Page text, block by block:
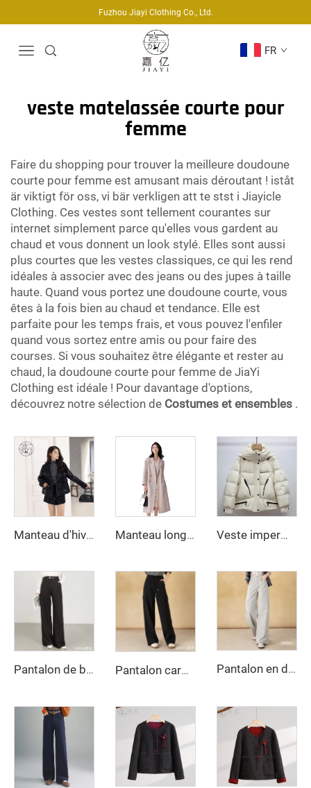
Fuzhou Jiayi Clothing Co., Ltd.
FR
veste matelassée courte pour
femme
Faire du shopping pour trouver la meilleure doudoune
courte pour femme est amusant mais déroutant ! iståt
är viktigt för oss, vi bär verkligen att te stst i Jiayicle
Clothing. Ces vestes sont tellement courantes sur
internet simplement parce qu'elles vous gardent au
chaud et vous donnent un look stylé. Elles sont aussi
plus courtes que les vestes classiques, ce qui les rend
idéales à associer avec des jeans ou des jupes à taille
haute. Quand vous portez une doudoune courte, vous
êtes à la fois bien au chaud et tendance. Elle est
parfaite pour les temps frais, et vous pouvez l'enfiler
quand vous sortez entre amis ou pour faire des
courses. Si vous souhaitez être élégante et rester au
chaud, la doudoune courte pour femme de JiaYi
Clothing est idéale ! Pour davantage d'options,
découvrez notre sélection de Costumes et ensembles .
Manteau d'hiver pour femmes, en laine double face, fait main, courte veste longueur genou avec boutons décoratifs, style chaud, en laine et mélanges Manteau long trench femme décontracté à col cranté, manches longues et ceintures, couleur grise Veste imperméable à capuche en duvet d'oie pour homme et femme, à manches amovibles, courte, personnalisée avec motif de personnage
Pantalon de bureau femme automne/hiver, taille haute, jambe large, respirant, teinture unie, couleur unie, style droit long pour femme Pantalon cargo ample pour femme, couleur unie, jambes larges, pantalon décontracté, jeans teintés Pantalon en denim extensible droit style vintage pour femme, lavage foncé, coupe ample respirante, pour été automne, tenue formelle